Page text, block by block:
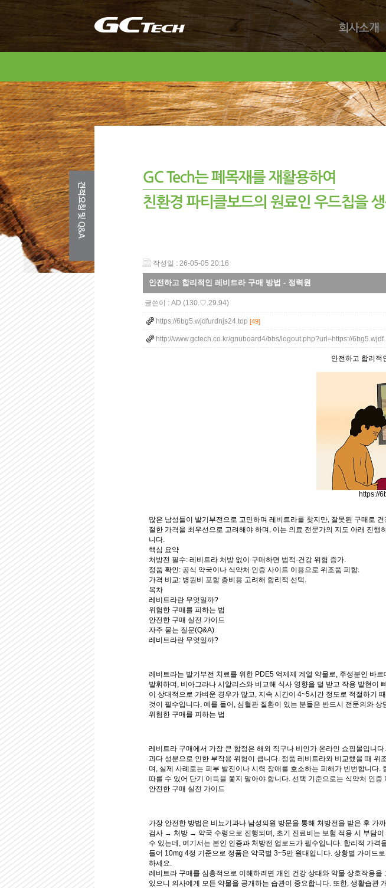
회사소개
작성일 : 26-05-05 20:16
안전하고 합리적인 레비트라 구매 방법 - 정력원
글쓴이 : AD (130.♡.29.94)
https://6bg5.wjdfurdnjs24.top [49]
http://www.gctech.co.kr/gnuboard4/bbs/logout.php?url=https://
안전하고 합리적
https://
많은 남성들이 발기부전으로 고민하며 레비트라를 찾지만, 잘못된 구매로
절한 가격을 최우선으로 고려해야 하며, 이는 의료 전문가의 지도 아래 진
니다.
핵심 요약
처방전 필수: 레비트라 처방 없이 구매하면 법적·건강 위험 증가.
정품 확인: 공식 약국이나 식약처 인증 사이트 이용으로 위조품 피함.
가격 비교: 병원비 포함 총비용 고려해 합리적 선택.
목차
레비트라란 무엇일까?
위험한 구매를 피하는 법
안전한 구매 실전 가이드
자주 묻는 질문(Q&A)
레비트라란 무엇일까?
레비트라는 발기부전 치료를 위한 PDE5 억제제 계열 약물로, 주성분인 바
발휘하며, 비아그라나 시알리스와 비교해 식사 영향을 덜 받고 작용 발현이
이 상대적으로 가벼운 경우가 많고, 지속 시간이 4~5시간 정도로 적절하기
것이 필수입니다. 예를 들어, 심혈관 질환이 있는 분들은 반드시 전문의와
위험한 구매를 피하는 법
레비트라 구매에서 가장 큰 함정은 해외 직구나 비인가 온라인 쇼핑몰입니
과다 성분으로 인한 부작용 위험이 큽니다. 정품 레비트라와 비교했을 때
며, 실제 사례로는 피부 발진이나 시력 장애를 호소하는 피해가 빈번합니다
따를 수 있어 단기 이득을 쫓지 말아야 합니다. 선택 기준으로는 식약처 인
안전한 구매 실전 가이드
가장 안전한 방법은 비뇨기과나 남성의원 방문을 통해 처방전을 받은 후
검사 → 처방 → 약국 수령으로 진행되며, 초기 진료비는 보험 적용 시 부담
수 있는데, 여기서는 본인 인증과 처방전 업로드가 필수입니다. 합리적 가
들어 10mg 4정 기준으로 정품은 약국별 3~5만 원대입니다. 상황별 가이드
하세요.
레비트라 구매를 심층적으로 이해하려면 개인 건강 상태와 약물 상호작용
있으니 의사에게 모든 약물을 공개하는 습관이 중요합니다. 또한, 생활습관